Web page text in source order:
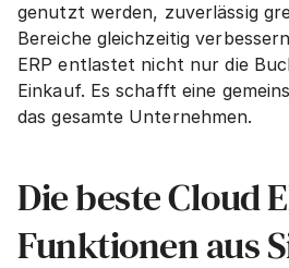
genutzt werden, zuverlässig
Bereiche gleichzeitig
ERP entlastet nicht nur die
Einkauf. Es schafft eine
das gesamte Unternehmen.
Die beste Cloud
Funktionen aus